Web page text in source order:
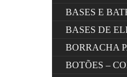
BASES E
BASES DE
BORRACHA
BOTÕES –